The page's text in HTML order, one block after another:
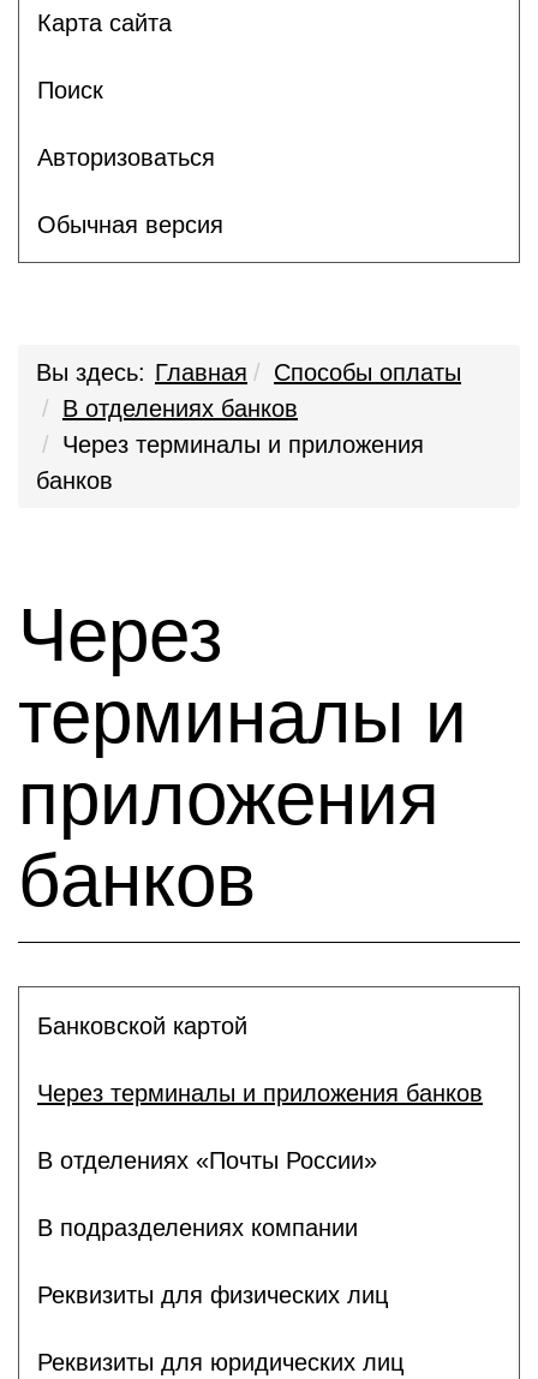
Карта сайта
Поиск
Авторизоваться
Обычная версия
Вы здесь: Главная
Способы оплаты
В отделениях банков
Через терминалы и приложения
банков
Через
терминалы и
приложения
банков
Банковской картой
Через терминалы и приложения банков
В отделениях «Почты России»
В подразделениях компании
Реквизиты для физических лиц
Реквизиты для юридических лиц